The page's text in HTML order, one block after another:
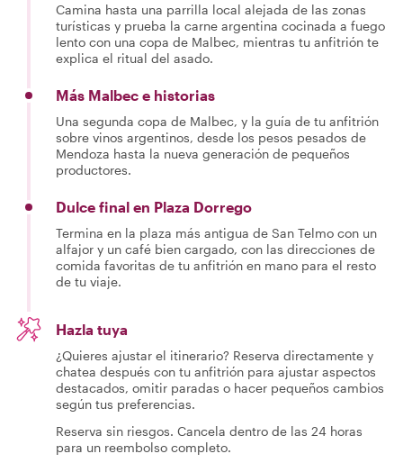
Camina hasta una parrilla local alejada de las zonas
turísticas y prueba la carne argentina cocinada a fuego
lento con una copa de Malbec, mientras tu anfitrión te
explica el ritual del asado.
Más Malbec e historias
Una segunda copa de Malbec, y la guía de tu anfitrión
sobre vinos argentinos, desde los pesos pesados de
Mendoza hasta la nueva generación de pequeños
productores.
Dulce final en Plaza Dorrego
Termina en la plaza más antigua de San Telmo con un
alfajor y un café bien cargado, con las direcciones de
comida favoritas de tu anfitrión en mano para el resto
de tu viaje.
Hazla tuya
¿Quieres ajustar el itinerario? Reserva directamente y
chatea después con tu anfitrión para ajustar aspectos
destacados, omitir paradas o hacer pequeños cambios
según tus preferencias.
Reserva sin riesgos. Cancela dentro de las 24 horas
para un reembolso completo.